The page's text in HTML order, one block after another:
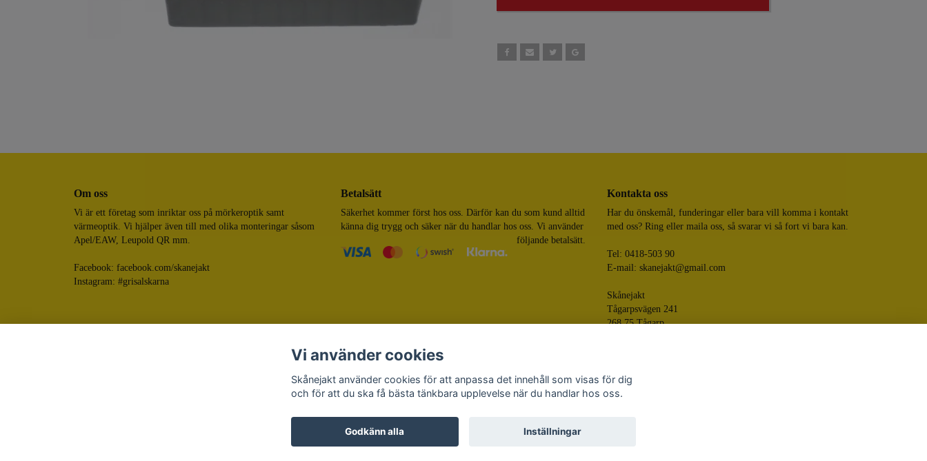
Om oss
Vi är ett företag som inriktar oss på mörkeroptik samt
värmeoptik. Vi hjälper även till med olika monteringar såsom
Apel/EAW, Leupold QR mm.
Facebook: facebook.com/skanejakt
Instagram: #grisalskarna
Betalsätt
Säkerhet kommer först hos oss. Därför kan du som kund alltid
känna dig trygg och säker när du handlar hos oss. Vi använder
följande betalsätt.
Kontakta oss
Har du önskemål, funderingar eller bara vill komma i kontakt
med oss? Ring eller maila oss, så svarar vi så fort vi bara kan.
Tel: 0418-503 90
E-mail:skanejakt@gmail.com
Skånejakt
Tågarpsvägen 241
268 75 Tågarp
Vi använder cookies
Skånejakt använder cookies för att anpassa det innehåll som visas för dig
och för att du ska få bästa tänkbara upplevelse när du handlar hos oss.
Godkänn alla Inställningar